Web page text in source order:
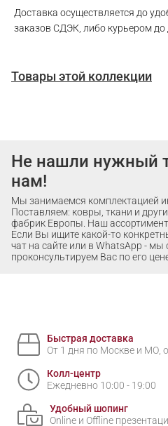
Доставка осуществляется до
заказов СДЭК, либо курьером до
Товары этой коллекции
Не нашли нужный
нам!
Мы занимаемся комплектацией
Поставляем: ковры, ткани и
фабрик Европы. Наш
Если Вы ищите какой-то
чат на сайте или в WhatsApp - мы
проконсультируем Вас по его
Быстрая доставка
От 1 дня по Москве и МО,
Колл-центр
Ежедневно 10:00 - 19:00
Удобный шопинг
Online и Offline